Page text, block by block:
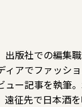
出版社での編集
ィアでファッシ
ュー記事を執筆
遠征先で日本酒を